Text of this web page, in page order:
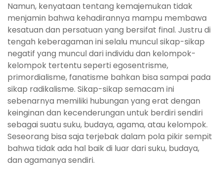
Namun, kenyataan tentang kemajemukan tidak
menjamin bahwa kehadirannya mampu membawa
kesatuan dan persatuan yang bersifat final. Justru di
tengah keberagaman ini selalu muncul sikap-sikap
negatif yang muncul dari individu dan kelompok-
kelompok tertentu seperti egosentrisme,
primordialisme, fanatisme bahkan bisa sampai pada
sikap radikalisme. Sikap-sikap semacam ini
sebenarnya memiliki hubungan yang erat dengan
keinginan dan kecenderungan untuk berdiri sendiri
sebagai suatu suku, budaya, agama, atau kelompok.
Seseorang bisa saja terjebak dalam pola pikir sempit
bahwa tidak ada hal baik di luar dari suku, budaya,
dan agamanya sendiri.